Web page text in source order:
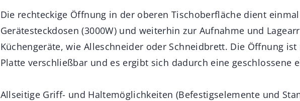
Die rechteckige Öffnung in der oberen Tischoberfläche dient
Gerätesteckdosen (3000W) und weiterhin zur Aufnahme und
Küchengeräte, wie Alleschneider oder Schneidbrett. Die Öffnung
Platte verschließbar und es ergibt sich dadurch eine geschlossene
Allseitige Griff- und Haltemöglichkeiten (Befestigselemente und